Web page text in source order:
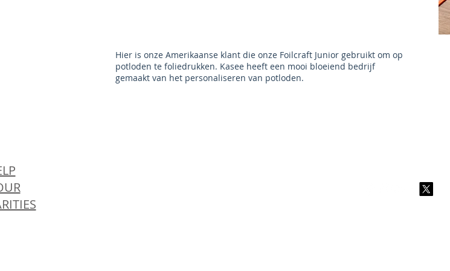
Hier is onze Amerikaanse klant die onze Foilcraft Junior gebruikt om op
potloden te foliedrukken. Kasee heeft een mooi bloeiend bedrijf
gemaakt van het personaliseren van potloden.